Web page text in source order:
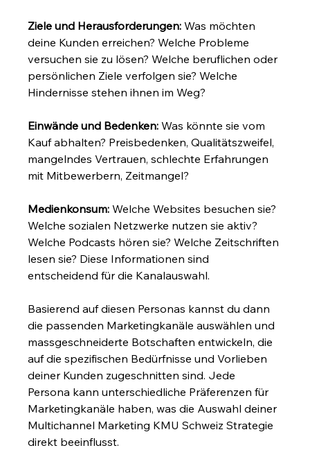
Ziele und Herausforderungen: Was möchten
deine Kunden erreichen? Welche Probleme
versuchen sie zu lösen? Welche beruflichen oder
persönlichen Ziele verfolgen sie? Welche
Hindernisse stehen ihnen im Weg?
Einwände und Bedenken: Was könnte sie vom
Kauf abhalten? Preisbedenken, Qualitätszweifel,
mangelndes Vertrauen, schlechte Erfahrungen
mit Mitbewerbern, Zeitmangel?
Medienkonsum: Welche Websites besuchen sie?
Welche sozialen Netzwerke nutzen sie aktiv?
Welche Podcasts hören sie? Welche Zeitschriften
lesen sie? Diese Informationen sind
entscheidend für die Kanalauswahl.
Basierend auf diesen Personas kannst du dann
die passenden Marketingkanäle auswählen und
massgeschneiderte Botschaften entwickeln, die
auf die spezifischen Bedürfnisse und Vorlieben
deiner Kunden zugeschnitten sind. Jede
Persona kann unterschiedliche Präferenzen für
Marketingkanäle haben, was die Auswahl deiner
Multichannel Marketing KMU Schweiz Strategie
direkt beeinflusst.